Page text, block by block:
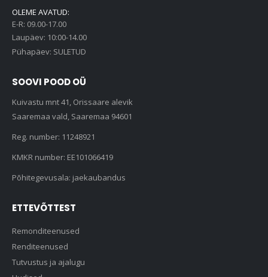
OLEME AVATUD:
E-R: 09.00-17.00
Laupäev: 10:00-14.00
Pühapäev: SULETUD
SOOVI POOD OÜ
Kuivastu mnt 41, Orissaare alevik
Saaremaa vald, Saaremaa 94601
Reg. number: 11248921
KMKR number: EE101066419
Põhitegevusala: jaekaubandus
ETTEVÕTTEST
Remonditeenused
Renditeenused
Tutvustus ja ajalugu